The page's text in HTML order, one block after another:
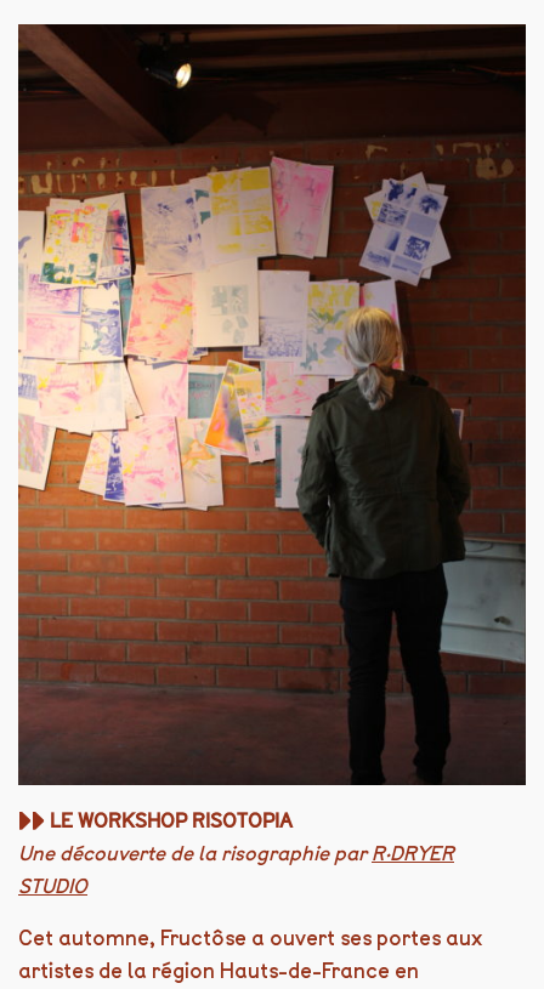
▶︎▶︎ LE WORKSHOP RISOTOPIA
Une découverte de la risographie parR·DRYER
STUDIO
Cet automne, Fructôse a ouvert ses portes aux
artistes de la région Hauts-de-France en